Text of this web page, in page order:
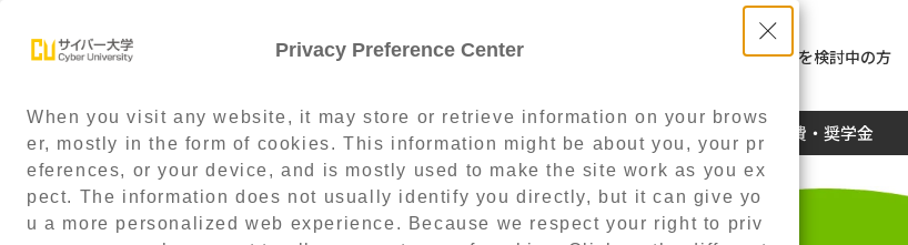
Privacy Preference Center
When you visit any website, it may store or retrieve information on your brows
er, mostly in the form of cookies. This information might be about you, your pr
eferences, or your device, and is mostly used to make the site work as you ex
pect. The information does not usually identify you directly, but it can give yo
u a more personalized web experience. Because we respect your right to priv
社員教育を検討中の方
学部紹介 サポート体制 就職・キャリア 学生生活 学費・奨学金